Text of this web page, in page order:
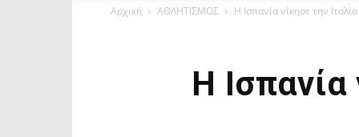
Αρχική ΑΘΛΗΤΙΣΜΟΣ Η Ισπανία νίκησε την
Η